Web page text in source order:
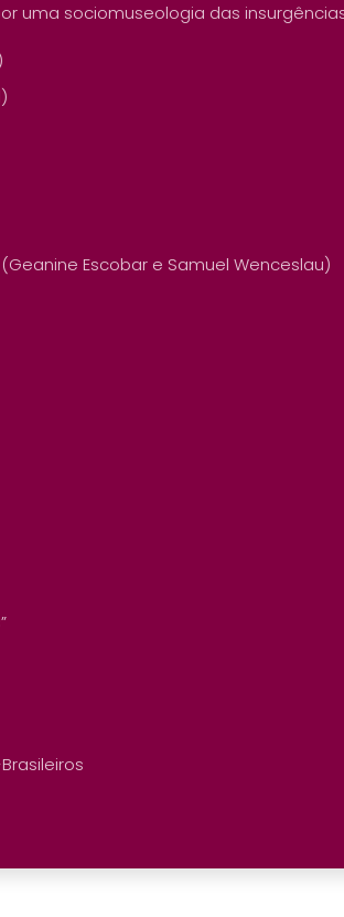
uma sociomuseologia das
Escobar e Samuel Wenceslau)